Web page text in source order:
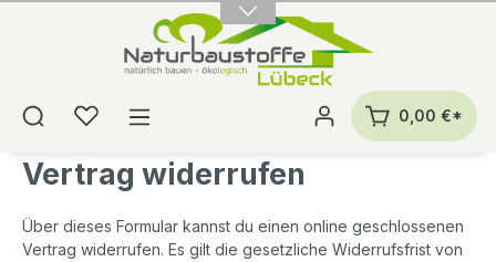
0,00 €*
Vertrag widerrufen
Über dieses Formular kannst du einen online geschlossenen
Vertrag widerrufen. Es gilt die gesetzliche Widerrufsfrist von